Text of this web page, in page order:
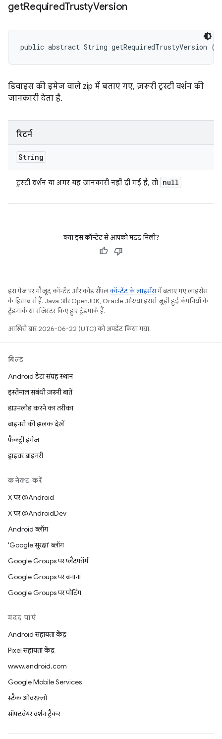
getRequiredTrustyVersion
public abstract String getRequiredTrustyVersion ()
डिवाइस की इमेज वाले zip में बताए गए, ज़रूरी ट्रस्टी वर्शन की
जानकारी देता है.
रिटर्न
String
ट्रस्टी वर्शन या अगर यह जानकारी नहीं दी गई है, तो null
क्या इस कॉन्टेंट से आपको मदद मिली?
इस पेज पर मौजूद कॉन्टेंट और कोड सैंपलकॉन्टेंट के लाइसेंसमें बताए गए लाइसेंस
के हिसाब से हैं. Java और OpenJDK, Oracle और/या इससे जुड़ी हुई कंपनियों के
ट्रेडमार्क या रजिस्टर किए हुए ट्रेडमार्क हैं.
आखिरी बार 2026-06-22 (UTC) को अपडेट किया गया.
बिल्ड
Android डेटा संग्रह स्थान
इस्तेमाल संबंधी ज़रूरी बातें
डाउनलोड करने का तरीका
बाइनरी की झलक देखें
फ़ैक्ट्री इमेज
ड्राइवर बाइनरी
कनेक्ट करें
X पर @Android
X पर @AndroidDev
Android ब्लॉग
'Google सुरक्षा' ब्लॉग
Google Groups पर प्लैटफ़ॉर्म
Google Groups पर बनाना
Google Groups पर पोर्टिंग
मदद पाएं
Android सहायता केंद्र
Pixel सहायता केंद्र
www.android.com
Google Mobile Services
स्टैक ओवरफ़्लो
सॉफ़्टवेयर वर्शन ट्रैकर